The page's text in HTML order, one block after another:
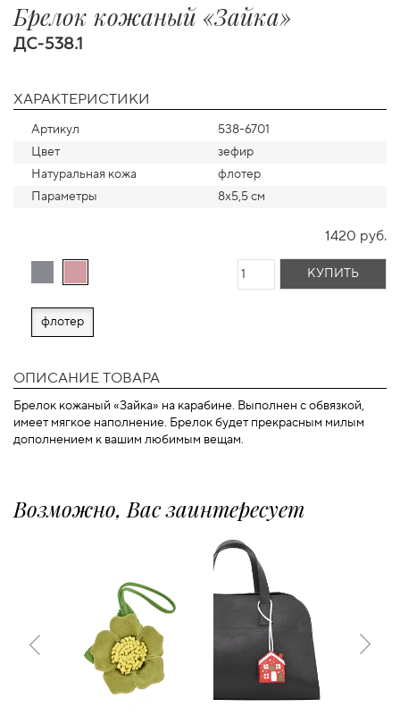
Брелок кожаный «Зайка»
ДС-538.1
ХАРАКТЕРИСТИКИ
Артикул
538-6701
Цвет
зефир
Натуральная кожа
флотер
Параметры
8х5,5 см
1420 руб.
КУПИТЬ
флотер
ОПИСАНИЕ ТОВАРА
Брелок кожаный «Зайка» на карабине. Выполнен с обвязкой,
имеет мягкое наполнение. Брелок будет прекрасным милым
дополнением к вашим любимым вещам.
Возможно, Вас заинтересует